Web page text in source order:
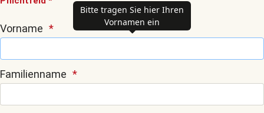
Vorname
Familienname
Bitte tragen Sie hier Ihren
Vornamen ein